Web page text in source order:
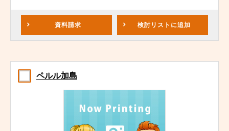
資料請求 検討リスト に追加
ペルル加島